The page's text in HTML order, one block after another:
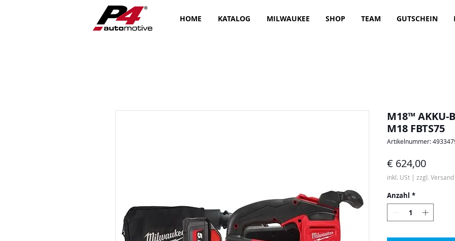
HOME KATALOG MILWAUKEE SHOP TEAM GUTSCHEIN
M18™ AKKU-
M18 FBTS75
Artikelnummer:
€ 624,00Preis
inkl. USt | zzgl. Versand
Anzahl *